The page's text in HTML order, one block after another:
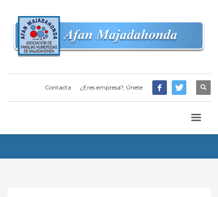
Contacta ¿Eres empresa?, Únete